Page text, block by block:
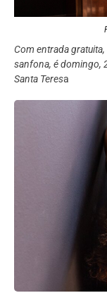
Com entrada
sanfona, é domingo,
Santa Teresa